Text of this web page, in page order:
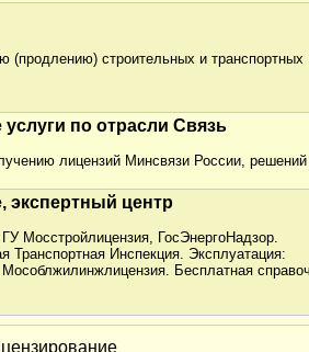
(продлению) строительных и транспортных
по отрасли Связь
лицензий Минсвязи России,
экспертный центр
Мосстройлицензия, ГосЭнергоНадзор.
Транспортная Инспекция. Эксплуатация:
Бесплатная